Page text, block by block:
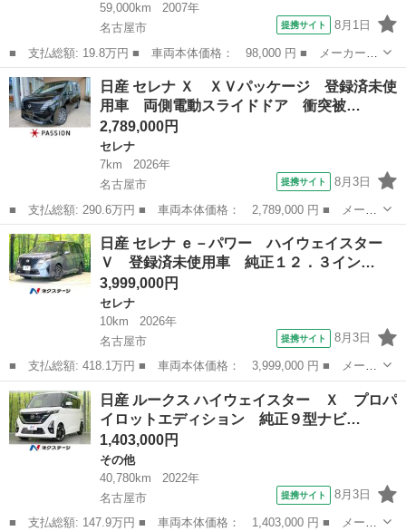
59,000km
2007年
名古屋市
提携サイト 8月1日
■ 支払総額: 19.8万円 ■ 車両本体価格： 98,000 円 ■ メーカー
名： 日産 ■ 車種名： モコ ■ グレード名： Ｅ 検査１０年８
月／パワステ／エアコン／タイミングチェーン車両 ■ 排気量：
660cc ■...
愛知 名古屋市
日産 セレナ Ｘ ＸＶパッケージ 登録済未使
用車 両側電動スライドドア 衝突被…
2,789,000円
セレナ
7km
2026年
名古屋市
提携サイト 8月3日
■ 支払総額: 290.6万円 ■ 車両本体価格： 2,789,000 円 ■ メーカ
ー名： 日産 ■ 車種名： セレナ ■ グレード名： Ｘ ＸＶパッ
ケージ 登録済未使用車 両側電動スライドドア 衝突被害軽減ブレ
ーキ コ...
愛知 名古屋市 セレナ
日産 セレナ ｅ－パワー ハイウェイスター
Ｖ 登録済未使用車 純正１２．３イン…
3,999,000円
セレナ
10km
2026年
名古屋市
提携サイト 8月3日
■ 支払総額: 418.1万円 ■ 車両本体価格： 3,999,000 円 ■ メーカ
ー名： 日産 ■ 車種名： セレナ ■ グレード名： ｅ－パワー
ハイウェイスターＶ 登録済未使用車 純正１２．３インチディスプ
レイ 全...
愛知 名古屋市 セレナ
日産 ルークス ハイウェイスター Ｘ プロパ
イロットエディション 純正９型ナビ…
1,403,000円
その他
40,780km
2022年
名古屋市
提携サイト 8月3日
■ 支払総額: 147.9万円 ■ 車両本体価格： 1,403,000 円 ■ メーカ